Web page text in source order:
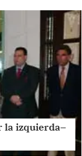
la izquierda–